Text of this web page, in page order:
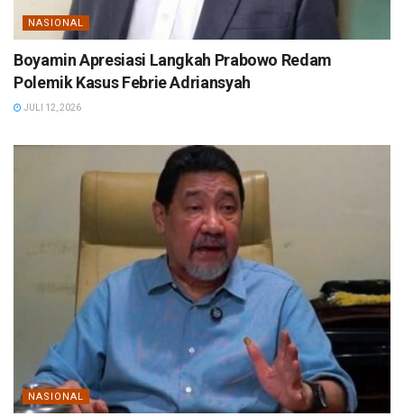
NASIONAL
Boyamin Apresiasi Langkah Prabowo Redam
Polemik Kasus Febrie Adriansyah
JULI 12, 2026
NASIONAL